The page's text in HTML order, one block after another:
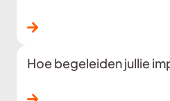
Lees verder
Hoe begeleiden jullie